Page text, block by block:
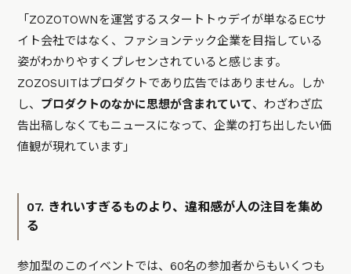
「ZOZOTOWNを運営するスタートトゥデイが単なるECサ
イト会社ではなく、ファションテック企業を目指している
姿がわかりやすくプレセンされていると感じます。
ZOZOSUITはプロダクトであり広告ではありません。しか
し、 プロダクトのなかに思想が含まれていて、わざわざ広
告出稿しなくてもニュースになって、企業の打ち出したい価
値観が現れています」
07. きれいすぎるものより、違和感が人の注目を集め
る
参加型のこのイベントでは、60名の参加者からもいくつも